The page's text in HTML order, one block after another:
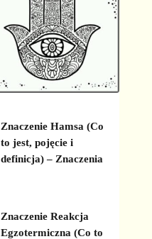
Znaczenie Hamsa (Co
to jest, pojęcie i
definicja) – Znaczenia
Znaczenie Reakcja
Egzotermiczna (Co to